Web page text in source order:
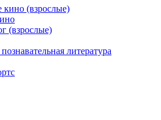
кино (взрослые)
(взрослые)
литература